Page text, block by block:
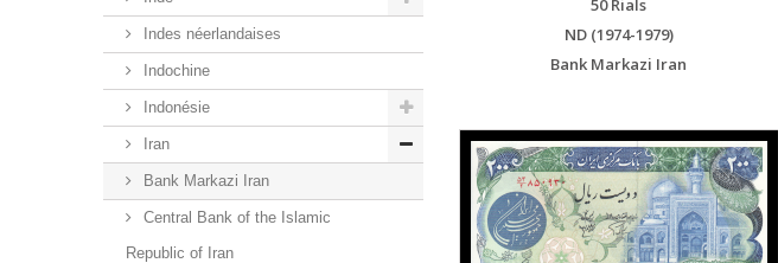
Indes néerlandaises
Indochine
Indonésie
Iran
Bank Markazi Iran
Central Bank of the Islamic
Republic of Iran
50 Rials
ND (1974-1979)
Bank Markazi Iran